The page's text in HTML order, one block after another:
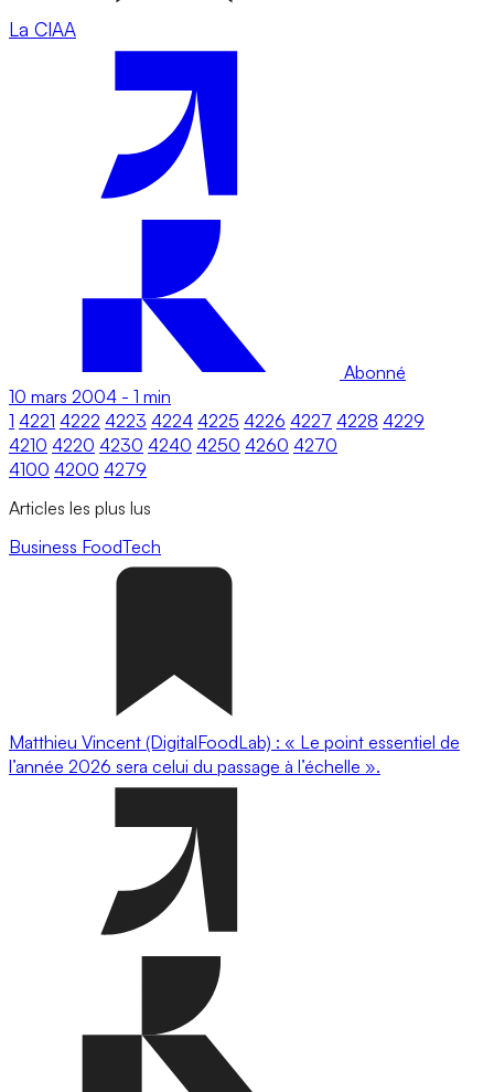
La CIAA
Abonné
10 mars 2004 - 1 min
1 4221 4222 4223 4224 4225 4226 4227 4228 4229
4210 4220 4230 4240 4250 4260 4270
4100 4200 4279
Articles les plus lus
Business FoodTech
Matthieu Vincent (DigitalFoodLab) : « Le point essentiel de
l’année 2026 sera celui du passage à l’échelle ».